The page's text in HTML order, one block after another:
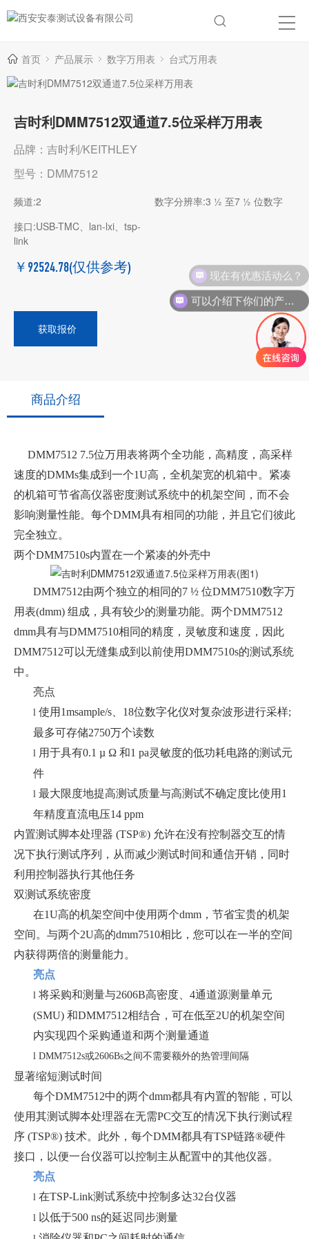
首页 产品展示 数字万用表 台式万用表
吉时利DMM7512双通道7.5位采样万用表
品牌：吉时利/KEITHLEY
型号：DMM7512
频道:2
数字分辨率:3 ½ 至7 ½ 位数字
接口:USB-TMC、lan-lxi、tsp-
link
￥92524.78(仅供参考)
获取报价
商品介绍
DMM7512 7.5位万用表将两个全功能，高精度，高采样
速度的DMMs集成到一个1U高，全机架宽的机箱中。紧凑
的机箱可节省高仪器密度测试系统中的机架空间，而不会
影响测量性能。每个DMM具有相同的功能，并且它们彼此
完全独立。
两个DMM7510s内置在一个紧凑的外壳中
DMM7512由两个独立的相同的7 ½ 位DMM7510数字万
用表(dmm) 组成，具有较少的测量功能。两个DMM7512
dmm具有与DMM7510相同的精度，灵敏度和速度，因此
DMM7512可以无缝集成到以前使用DMM7510s的测试系统
中。
亮点
l 使用1msample/s、18位数字化仪对复杂波形进行采样;
最多可存储2750万个读数
l 用于具有0.1 µ Ω 和1 pa灵敏度的低功耗电路的测试元
件
l 最大限度地提高测试质量与高测试不确定度比使用1
年精度直流电压14 ppm
内置测试脚本处理器 (TSP®) 允许在没有控制器交互的情
况下执行测试序列，从而减少测试时间和通信开销，同时
利用控制器执行其他任务
双测试系统密度
在1U高的机架空间中使用两个dmm，节省宝贵的机架
空间。与两个2U高的dmm7510相比，您可以在一半的空间
内获得两倍的测量能力。
亮点
l 将采购和测量与2606B高密度、4通道源测量单元
(SMU) 和DMM7512相结合，可在低至2U的机架空间
内实现四个采购通道和两个测量通道
l DMM7512s或2606Bs之间不需要额外的热管理间隔
显著缩短测试时间
每个DMM7512中的两个dmm都具有内置的智能，可以
使用其测试脚本处理器在无需PC交互的情况下执行测试程
序 (TSP®) 技术。此外，每个DMM都具有TSP链路®硬件
接口，以便一台仪器可以控制主从配置中的其他仪器。
亮点
l 在TSP-Link测试系统中控制多达32台仪器
l 以低于500 ns的延迟同步测量
可以介绍下你们的产品么？
现在有优惠活动么？